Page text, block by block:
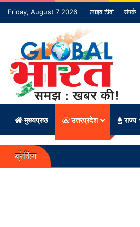
Friday, August 7 2026 लाइव टीवी संपर्क
मुख्यप्रष्ठ उत्तरप्रदेश राज्य
ब्रेकिंग